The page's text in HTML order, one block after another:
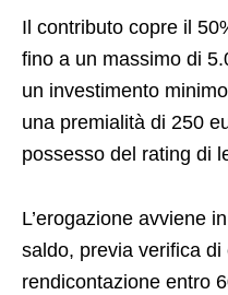
Il contributo copre il
fino a un massimo di
un investimento
una premialità di 250
possesso del rating di
L’erogazione avviene
saldo, previa verifica di
rendicontazione entro